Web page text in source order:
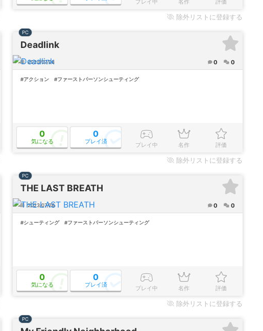
プレイ中 名作 評価
除外 リストに登録する
Deadlink
PC
2023/07/28 0 0
#アクション #ファーストパーソンシューティング
0
気になる
0
プレイ済
プレイ中 名作 評価
除外 リストに登録する
THE LAST BREATH
PC
2023/07/26 0 0
#シューティング #ファーストパーソンシューティング
0
気になる
0
プレイ済
プレイ中 名作 評価
除外 リストに登録する
PC